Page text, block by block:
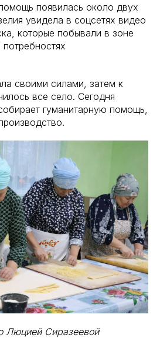
появилась около двух
увидела в соцсетях видео
которые побывали в зоне
своими силами, затем к
все село. Сегодня
гуманитарную помощь,
Люцией Сиразеевой